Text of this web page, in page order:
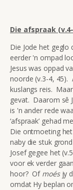
Die afspraak
Die Jode het geglo
eerder 'n ompad
Jesus was oppad
noorde (v.3-4, 45).
kuslangs reis.
gevat. Daarom sê
is 'n ander rede
‘afspraak’ gehad
Die ontmoeting
naby die stuk
Josef gegee het
voor ek verder
hoor? Of moésjy
omdat Hy beplan